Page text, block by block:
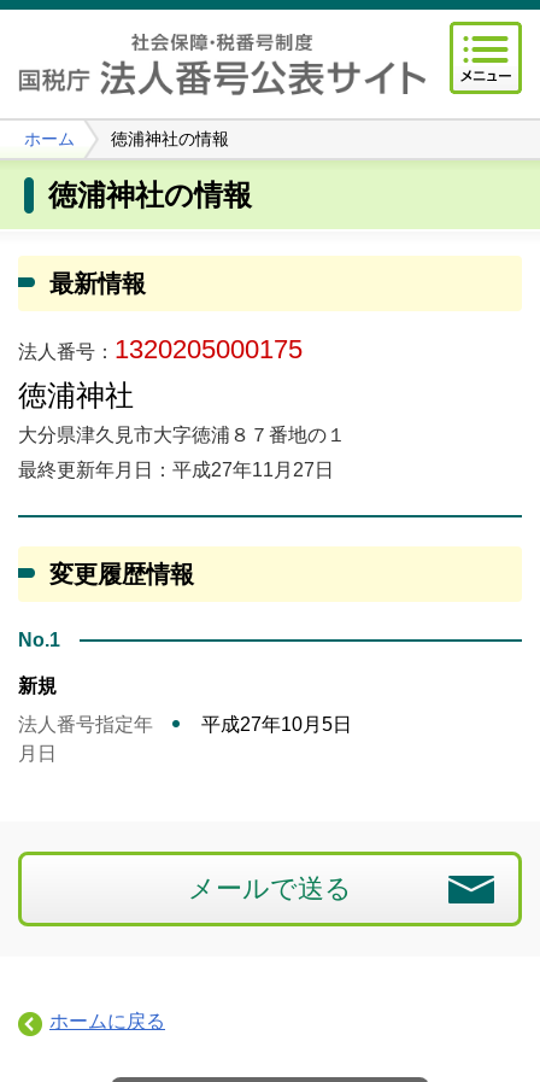
ホーム 徳浦神社の情報
徳浦神社の情報
最新情報
法人番号： 1320205000175
徳浦神社
大分県津久見市大字徳浦８７番地の１
最終更新年月日：平成27年11月27日
変更履歴情報
No.1
新規
法人番号指定年
月日
平成27年10月5日
メールで送る
ホームに戻る